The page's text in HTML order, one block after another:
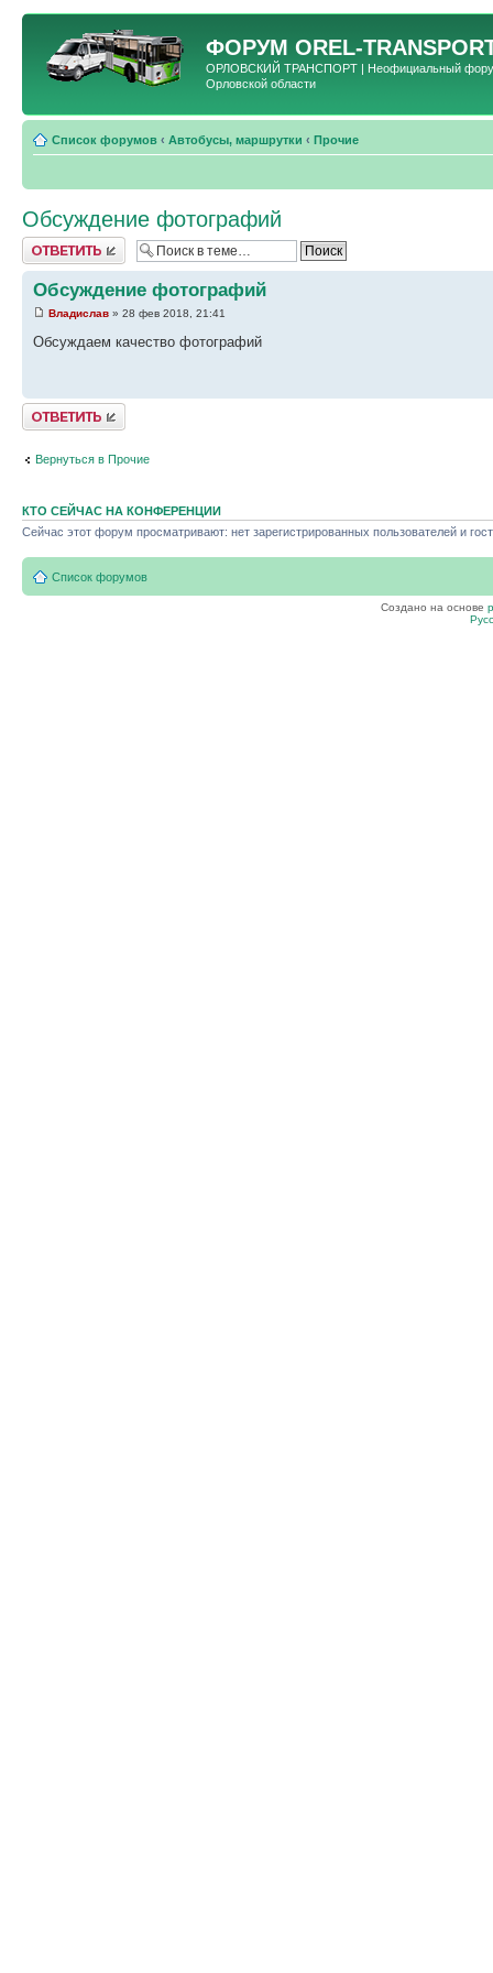
ФОРУМ OREL-
ОРЛОВСКИЙ ТРАНСПОРТ | Неофициальный форум
Орловской области
Список форумов ‹ Автобусы, маршрутки ‹ Прочие
Обсуждение фотографий
Ответить
Обсуждение фотографий
Владислав » 28 фев 2018, 21:41
Обсуждаем качество фотографий
Ответить
Вернуться в Прочие
КТО СЕЙЧАС НА КОНФЕРЕНЦИИ
Сейчас этот форум просматривают: нет зарегистрированных пользователей и
Список форумов
Создано на основе